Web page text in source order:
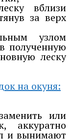
вблизи
за верх
узлом
полученную
леску
на окуня:
или
аккуратно
и вынимают